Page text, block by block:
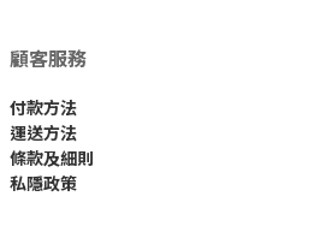
顧客服務
付款方法
運送方法
條款及細則
私隱政策